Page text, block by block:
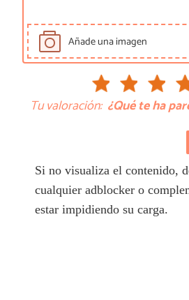
Añade una imagen
Tu valoración: ¿Qué te ha
Si no visualiza el contenido,
cualquier adblocker o
estar impidiendo su carga.